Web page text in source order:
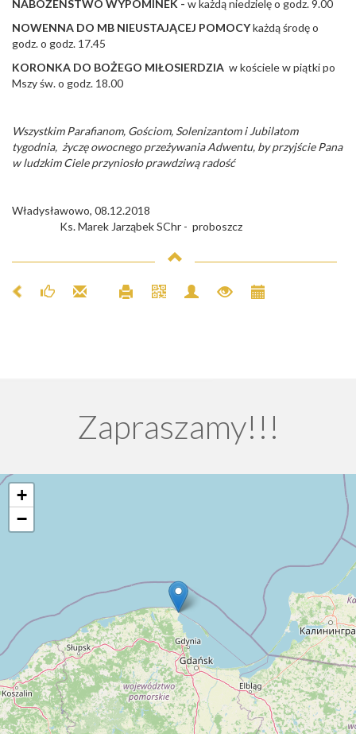
NABOŻEŃSTWO WYPOMINEK - w każdą niedzielę o godz. 9.00
NOWENNA DO MB NIEUSTAJĄCEJ POMOCYkażdą środę o
godz. o godz. 17.45
KORONKA DO BOŻEGO MIŁOSIERDZIA w kościele w piątki po
Mszy św. o godz. 18.00
Wszystkim Parafianom, Gościom, Solenizantomi Jubilatom
tygodnia, życzę owocnego przeżywania Adwentu, by przyjście Pana
w ludzkim Ciele przyniosło prawdziwą radość
Władysławowo, 08.12.2018
Ks. Marek Jarząbek SChr - proboszcz
Zapraszamy!!!
+
−